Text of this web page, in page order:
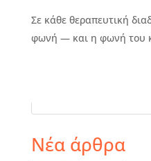
Σε κάθε θεραπευτική
φωνή — και η φωνή του
Νέα άρθρα